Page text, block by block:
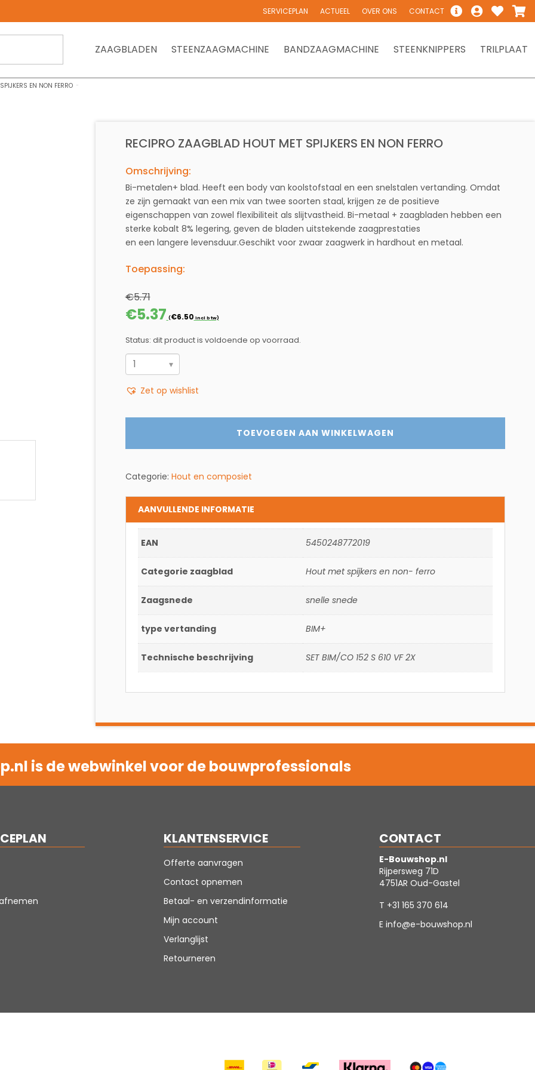
SERVICEPLAN ACTUEEL OVER ONS CONTACT
ZAAGBLADEN STEENZAAGMACHINE BANDZAAGMACHINE STEENKNIPPERS TRILPLAAT
EN NON FERRO
RECIPRO ZAAGBLAD HOUT MET SPIJKERS EN NON FERRO
Omschrijving:
Bi-metalen+ blad. Heeft een body van koolstofstaal en een snelstalen vertanding. Omdat
ze zijn gemaakt van een mix van twee soorten staal, krijgen ze de positieve
eigenschappen van zowel flexibiliteit als slijtvastheid. Bi-metaal + zaagbladen hebben een
sterke kobalt 8% legering, geven de bladen uitstekende zaagprestaties
en een langere levensduur.Geschikt voor zwaar zaagwerk in hardhout en metaal.
Toepassing:
€5.71
Oorspronkelijke
prijs
€5.71.
€5.37Huidige
prijs
€5.37.
(€6.50 incl btw)
Status: dit product is voldoende op voorraad.
RECIPRO
HOUT
NON
aantal
Zet op wishlist
TOEVOEGEN AAN WINKELWAGEN
Categorie: Hout en composiet
AANVULLENDE INFORMATIE
EAN 5450248772019
Categorie zaagblad Hout met spijkers en non- ferro
Zaagsnede snelle snede
type vertanding BIM+
Technische beschrijving SET BIM/CO 152 S 610 VF 2X
is de webwinkel voor de bouwprofessionals
KLANTENSERVICE
Offerte aanvragen
Contact opnemen
Betaal- en verzendinformatie
Mijn account
Verlanglijst
Retourneren
CONTACT
E-Bouwshop.nl
Rijpersweg 71D
4751AR Oud-Gastel
T +31 165 370 614
E info@e-bouwshop.nl